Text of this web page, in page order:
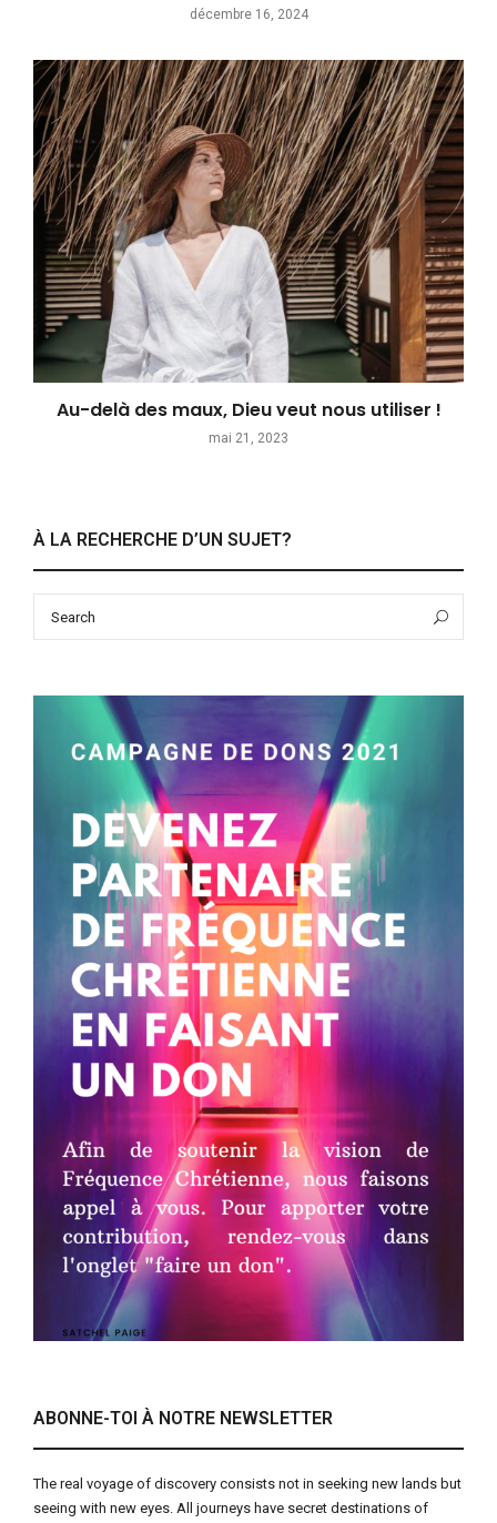
décembre 16, 2024
Au-delà des maux, Dieu veut nous utiliser !
mai 21, 2023
À LA RECHERCHE D’UN SUJET?
ABONNE-TOI À NOTRE NEWSLETTER
The real voyage of discovery consists not in seeking new lands but
seeing with new eyes. All journeys have secret destinations of